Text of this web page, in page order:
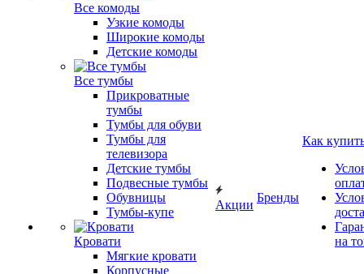
Все комоды
Узкие комоды
Широкие комоды
Детские комоды
Все тумбы
Прикроватные
тумбы
Тумбы для обуви
Тумбы для
телевизора
Детские тумбы
Подвесные тумбы
Обувницы
Тумбы-купе
Кровати
Мягкие кровати
Корпусные
Акции
Бренды
Как
на